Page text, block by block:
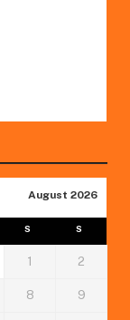
August 2026
S S
1 2
8 9